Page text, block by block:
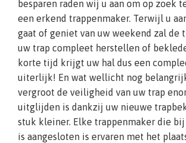
besparen raden wij u aan om op zoek
een erkend trappenmaker. Terwijl u
gaat of geniet van uw weekend zal de
uw trap compleet herstellen of
korte tijd krijgt uw hal dus een
uiterlijk! En wat wellicht nog
vergroot de veiligheid van uw trap
uitglijden is dankzij uw nieuwe
stuk kleiner. Elke trappenmaker die
is aangesloten is ervaren met het